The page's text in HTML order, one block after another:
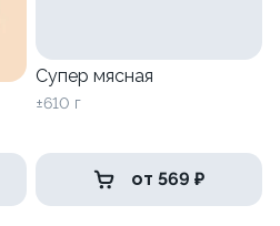
Супер мясная
±610 г
от 569 ₽